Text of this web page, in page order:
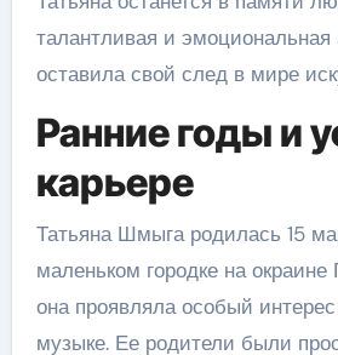
талантливая и эмоциональная
оставила свой след в мире
Ранние годы и
карьере
Татьяна Шмыга родилась 15
маленьком городке на окраине
она проявляла особый интерес
музыке. Ее родители были